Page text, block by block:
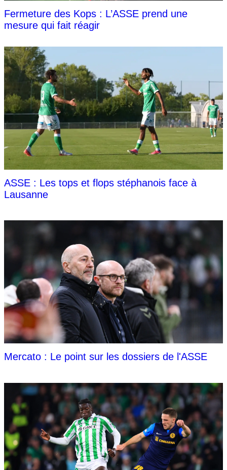
Fermeture des Kops : L’ASSE prend une
mesure qui fait réagir
ASSE : Les tops et flops stéphanois face à
Lausanne
Mercato : Le point sur les dossiers de l'ASSE